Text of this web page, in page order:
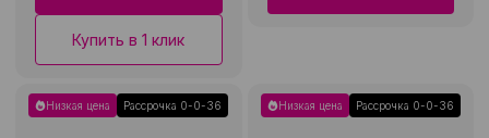
Купить в 1 клик
Низкая цена Рассрочка 0-0-36 Низкая цена Рассрочка 0-0-36